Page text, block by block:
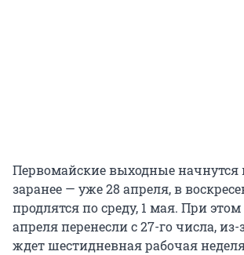
Первомайские выходные начнутся
заранее — уже 28 апреля, в
продлятся по среду, 1 мая. При
апреля перенесли с 27-го числа, из-
ждет шестидневная рабочая